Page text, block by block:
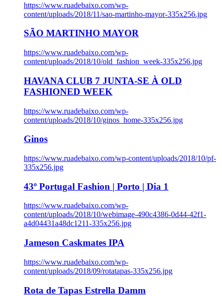
https://www.ruadebaixo.com/wp-
content/uploads/2018/11/sao-martinho-mayor-335x256.jpg
SÃO MARTINHO MAYOR
https://www.ruadebaixo.com/wp-
content/uploads/2018/10/old_fashion_week-335x256.jpg
HAVANA CLUB 7 JUNTA-SE À OLD
FASHIONED WEEK
https://www.ruadebaixo.com/wp-
content/uploads/2018/10/ginos_home-335x256.jpg
Ginos
https://www.ruadebaixo.com/wp-content/uploads/2018/10/pf-
335x256.jpg
43º Portugal Fashion | Porto | Dia 1
https://www.ruadebaixo.com/wp-
content/uploads/2018/10/webimage-490c4386-0d44-42f1-
a4d04431a48dc1211-335x256.jpg
Jameson Caskmates IPA
https://www.ruadebaixo.com/wp-
content/uploads/2018/09/rotatapas-335x256.jpg
Rota de Tapas Estrella Damm